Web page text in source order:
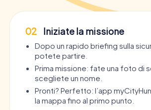
02 Iniziate la missione
Dopo un rapido briefing sulla
potete partire.
Prima missione: fate una foto di
scegliete un nome.
Pronti? Perfetto: l’app
la mappa fino al primo punto.